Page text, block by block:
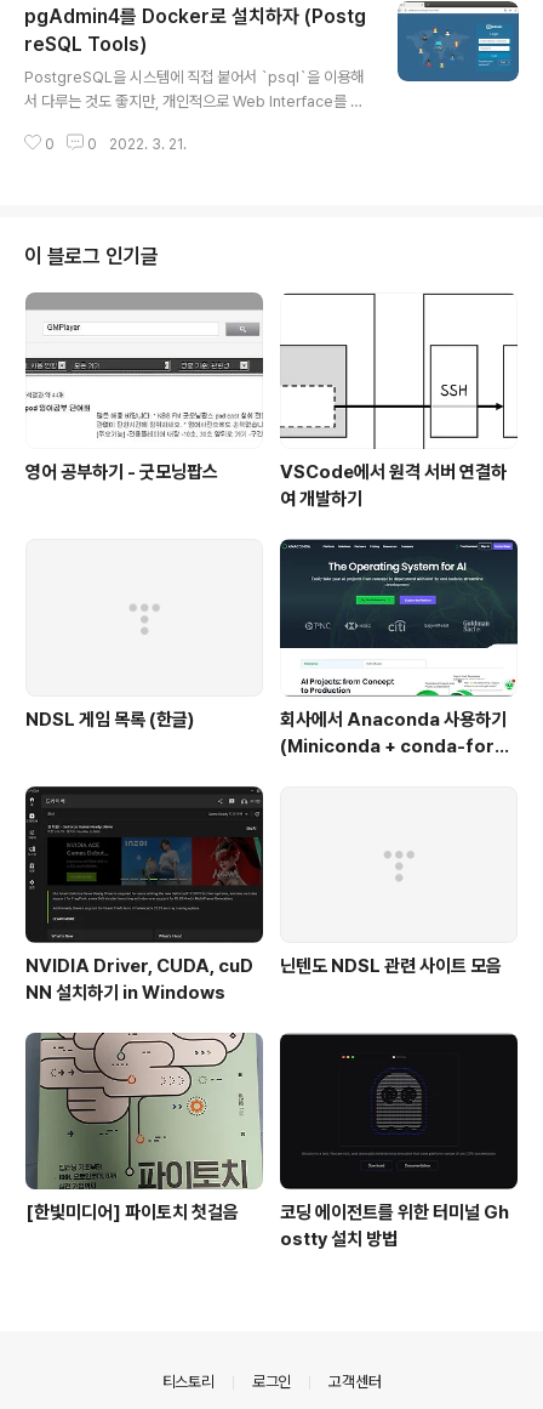
[PostgreSQL을 Docker로 설치하자](https://www.
whatwant.com/entry/PostgreSQL-Docker) 1. ps
ql - docker 환경에 특화된 내역이긴 하지만, 기록 차원
에서 남긴다. ❯ docker exec -it postgres /bin/bas
h root@d0b1fa1bb2b1:/# psql -U po..
pgAdmin4를 Docker로 설치하자 (Postg
reSQL Tools)
PostgreSQL을 시스템에 직접 붙어서 `psql`을 이용해
서 다루는 것도 좋지만, 개인적으로 Web Interface를 통
tgreSQL을 설치하고 난 다음에 바로 찾아본 것이 바로 `
ntry/PostgreSQL-Docker) 1. pgAdmin4 설치 - 그
냥 바로 실행하자. - email 주소와 password는 각자 취
향에 다라 지정해주면 된다. ❯ sudo docker run -p 50
50:80 -e 'PGADMIN_DEFAULT_..
0 0 2022. 3. 21.
이 블로그 인기글
영어 공부하기 - 굿모닝팝스
VSCode에서 원격 서버 연결하
여 개발하기
NDSL 게임 목록 (한글)
회사에서 Anaconda 사용하기
(Miniconda + conda-forg
NVIDIA Driver, CUDA, cuD
NN 설치하기 in Windows
닌텐도 NDSL 관련 사이트 모음
[한빛미디어] 파이토치 첫걸음
코딩 에이전트를 위한 터미널 Gh
ostty 설치 방법
티스토리 로그인 고객센터